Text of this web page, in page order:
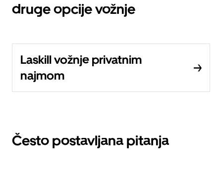
druge opcije vožnje
Laskill vožnje privatnim
najmom
Često postavljana pitanja